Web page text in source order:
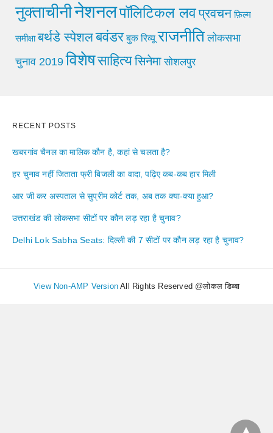
नुक्ताचीनीनेशनलपॉलिटिकल लवप्रवचन फ़िल्म
समीक्षा बर्थडे स्पेशलबवंडर बुक रिव्यू राजनीति लोकसभा
चुनाव 2019 विशेषसाहित्यसिनेमा सोशलपुर
RECENT POSTS
खबरगांव चैनल का मालिक कौन है, कहां से चलता है?
हर चुनाव नहीं जिताता फ्री बिजली का वादा, पढ़िए कब-कब हार मिली
आर जी कर अस्पताल से सुप्रीम कोर्ट तक, अब तक क्या-क्या हुआ?
उत्तराखंड की लोकसभा सीटों पर कौन लड़ रहा है चुनाव?
Delhi Lok Sabha Seats: दिल्ली की 7 सीटों पर कौन लड़ रहा है चुनाव?
View Non-AMP Version All Rights Reserved @लोकल डिब्बा